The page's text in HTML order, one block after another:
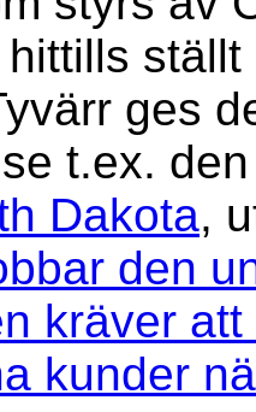
hittills ställt
ges
t.ex.
Dakota,
den
kräver
kunder